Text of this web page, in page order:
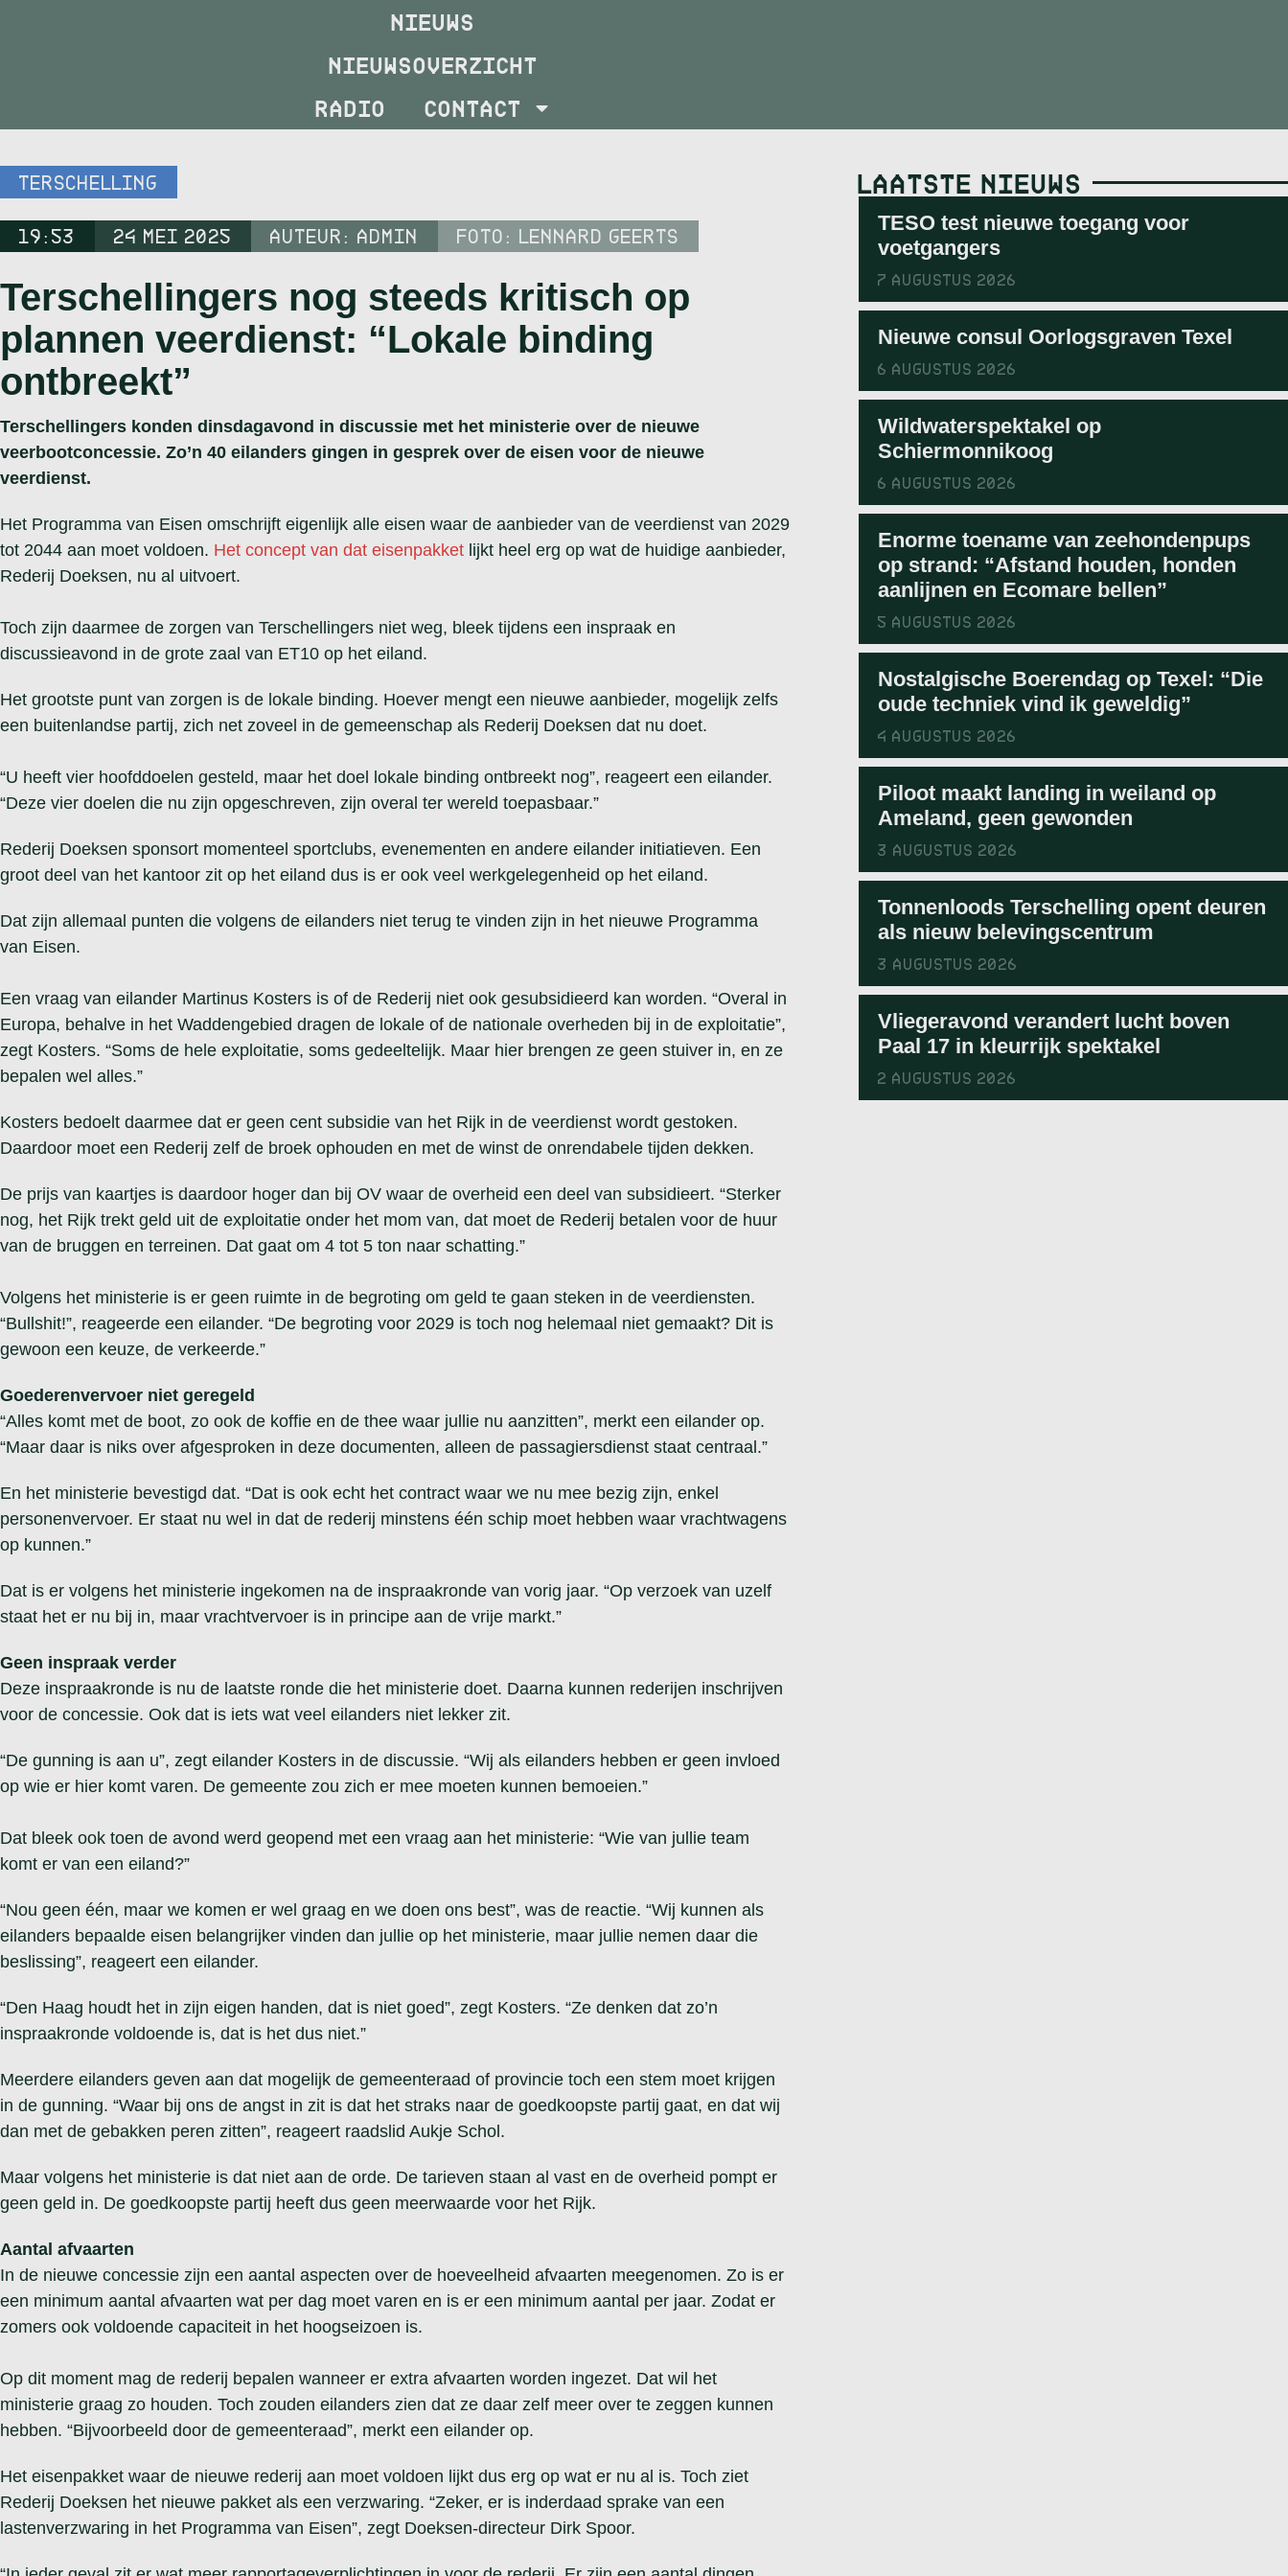
NIEUWS
NIEUWSOVERZICHT
RADIO
CONTACT
TERSCHELLING
19:53 24 MEI 2025 AUTEUR: ADMIN FOTO: LENNARD GEERTS
Terschellingers nog steeds kritisch op
plannen veerdienst: “Lokale binding
ontbreekt”
Terschellingers konden dinsdagavond in discussie met het ministerie over de nieuwe
veerbootconcessie. Zo’n 40 eilanders gingen in gesprek over de eisen voor de nieuwe
veerdienst.
Het Programma van Eisen omschrijft eigenlijk alle eisen waar de aanbieder van de veerdienst van 2029
tot 2044 aan moet voldoen. Het concept van dat eisenpakket lijkt heel erg op wat de huidige aanbieder,
Rederij Doeksen, nu al uitvoert.
Toch zijn daarmee de zorgen van Terschellingers niet weg, bleek tijdens een inspraak en
discussieavond in de grote zaal van ET10 op het eiland.
Het grootste punt van zorgen is de lokale binding. Hoever mengt een nieuwe aanbieder, mogelijk zelfs
een buitenlandse partij, zich net zoveel in de gemeenschap als Rederij Doeksen dat nu doet.
“U heeft vier hoofddoelen gesteld, maar het doel lokale binding ontbreekt nog”, reageert een eilander.
“Deze vier doelen die nu zijn opgeschreven, zijn overal ter wereld toepasbaar.”
Rederij Doeksen sponsort momenteel sportclubs, evenementen en andere eilander initiatieven. Een
groot deel van het kantoor zit op het eiland dus is er ook veel werkgelegenheid op het eiland.
Dat zijn allemaal punten die volgens de eilanders niet terug te vinden zijn in het nieuwe Programma
van Eisen.
Een vraag van eilander Martinus Kosters is of de Rederij niet ook gesubsidieerd kan worden. “Overal in
Europa, behalve in het Waddengebied dragen de lokale of de nationale overheden bij in de exploitatie”,
zegt Kosters. “Soms de hele exploitatie, soms gedeeltelijk. Maar hier brengen ze geen stuiver in, en ze
bepalen wel alles.”
Kosters bedoelt daarmee dat er geen cent subsidie van het Rijk in de veerdienst wordt gestoken.
Daardoor moet een Rederij zelf de broek ophouden en met de winst de onrendabele tijden dekken.
De prijs van kaartjes is daardoor hoger dan bij OV waar de overheid een deel van subsidieert. “Sterker
nog, het Rijk trekt geld uit de exploitatie onder het mom van, dat moet de Rederij betalen voor de huur
van de bruggen en terreinen. Dat gaat om 4 tot 5 ton naar schatting.”
Volgens het ministerie is er geen ruimte in de begroting om geld te gaan steken in de veerdiensten.
“Bullshit!”, reageerde een eilander. “De begroting voor 2029 is toch nog helemaal niet gemaakt? Dit is
gewoon een keuze, de verkeerde.”
Goederenvervoer niet geregeld
“Alles komt met de boot, zo ook de koffie en de thee waar jullie nu aanzitten”, merkt een eilander op.
“Maar daar is niks over afgesproken in deze documenten, alleen de passagiersdienst staat centraal.”
En het ministerie bevestigd dat. “Dat is ook echt het contract waar we nu mee bezig zijn, enkel
personenvervoer. Er staat nu wel in dat de rederij minstens één schip moet hebben waar vrachtwagens
op kunnen.”
Dat is er volgens het ministerie ingekomen na de inspraakronde van vorig jaar. “Op verzoek van uzelf
staat het er nu bij in, maar vrachtvervoer is in principe aan de vrije markt.”
Geen inspraak verder
Deze inspraakronde is nu de laatste ronde die het ministerie doet. Daarna kunnen rederijen inschrijven
voor de concessie. Ook dat is iets wat veel eilanders niet lekker zit.
“De gunning is aan u”, zegt eilander Kosters in de discussie. “Wij als eilanders hebben er geen invloed
op wie er hier komt varen. De gemeente zou zich er mee moeten kunnen bemoeien.”
Dat bleek ook toen de avond werd geopend met een vraag aan het ministerie: “Wie van jullie team
komt er van een eiland?”
“Nou geen één, maar we komen er wel graag en we doen ons best”, was de reactie. “Wij kunnen als
eilanders bepaalde eisen belangrijker vinden dan jullie op het ministerie, maar jullie nemen daar die
beslissing”, reageert een eilander.
“Den Haag houdt het in zijn eigen handen, dat is niet goed”, zegt Kosters. “Ze denken dat zo’n
inspraakronde voldoende is, dat is het dus niet.”
Meerdere eilanders geven aan dat mogelijk de gemeenteraad of provincie toch een stem moet krijgen
in de gunning. “Waar bij ons de angst in zit is dat het straks naar de goedkoopste partij gaat, en dat wij
dan met de gebakken peren zitten”, reageert raadslid Aukje Schol.
Maar volgens het ministerie is dat niet aan de orde. De tarieven staan al vast en de overheid pompt er
geen geld in. De goedkoopste partij heeft dus geen meerwaarde voor het Rijk.
Aantal afvaarten
In de nieuwe concessie zijn een aantal aspecten over de hoeveelheid afvaarten meegenomen. Zo is er
een minimum aantal afvaarten wat per dag moet varen en is er een minimum aantal per jaar. Zodat er
zomers ook voldoende capaciteit in het hoogseizoen is.
Op dit moment mag de rederij bepalen wanneer er extra afvaarten worden ingezet. Dat wil het
ministerie graag zo houden. Toch zouden eilanders zien dat ze daar zelf meer over te zeggen kunnen
hebben. “Bijvoorbeeld door de gemeenteraad”, merkt een eilander op.
Het eisenpakket waar de nieuwe rederij aan moet voldoen lijkt dus erg op wat er nu al is. Toch ziet
Rederij Doeksen het nieuwe pakket als een verzwaring. “Zeker, er is inderdaad sprake van een
lastenverzwaring in het Programma van Eisen”, zegt Doeksen-directeur Dirk Spoor.
LAATSTE NIEUWS
TESO test nieuwe toegang voor
voetgangers
7 AUGUSTUS 2026
Nieuwe consul Oorlogsgraven Texel
6 AUGUSTUS 2026
Wildwaterspektakel op
Schiermonnikoog
6 AUGUSTUS 2026
Enorme toename van zeehondenpups
op strand: “Afstand houden, honden
aanlijnen en Ecomare bellen”
5 AUGUSTUS 2026
Nostalgische Boerendag op Texel: “Die
oude techniek vind ik geweldig”
4 AUGUSTUS 2026
Piloot maakt landing in weiland op
Ameland, geen gewonden
3 AUGUSTUS 2026
Tonnenloods Terschelling opent deuren
als nieuw belevingscentrum
3 AUGUSTUS 2026
Vliegeravond verandert lucht boven
Paal 17 in kleurrijk spektakel
2 AUGUSTUS 2026